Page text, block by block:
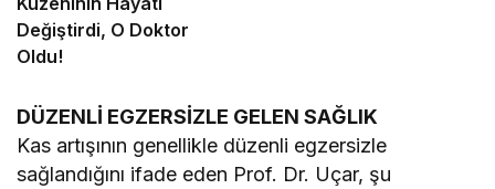
Değiştirdi, O Doktor
Oldu!
DÜZENLİ EGZERSİZLE GELEN SAĞLIK
Kas artışının genellikle düzenli egzersizle
sağlandığını ifade eden Prof. Dr. Uçar, şu